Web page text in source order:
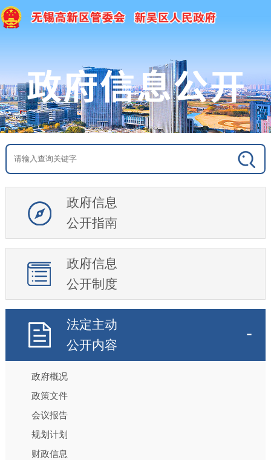
政府信息
公开指南
政府信息
公开制度
法定主动
公开内容
政府概况
政策文件
会议报告
规划计划
财政信息